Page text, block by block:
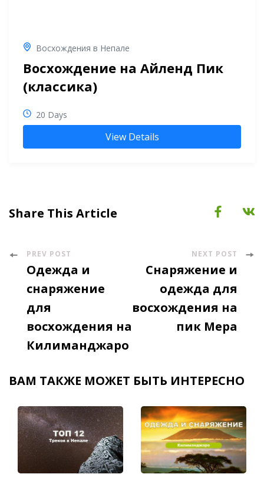
Восхождения в Непале
Восхождение на Айленд Пик
(классика)
20 Days
View Details
Share This Article
Post
Navigation
PREV POST
Одежда и
снаряжение
для
восхождения на
Килиманджаро
NEXT POST
Снаряжение и
одежда для
восхождения на
пик Мера
ВАМ ТАКЖЕ МОЖЕТ БЫТЬ ИНТЕРЕСНО